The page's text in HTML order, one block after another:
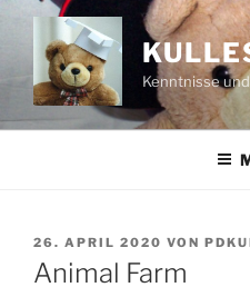
Zum
springen
Kenntnisse
VERÖFFENTLICHT
AM
26. APRIL 2020 VON
Animal Farm